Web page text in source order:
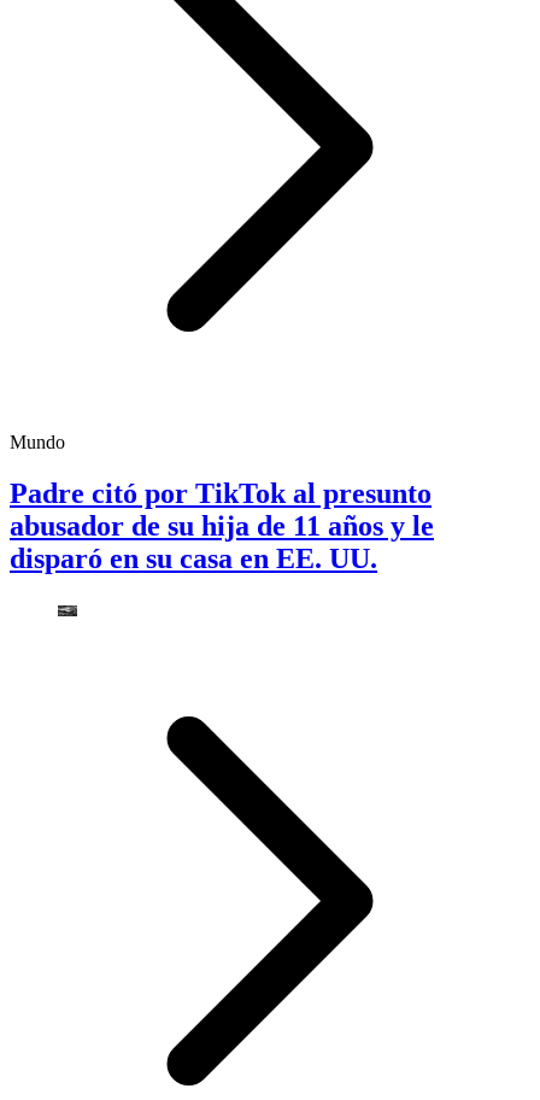
Mundo
Padre citó por TikTok al presunto
abusador de su hija de 11 años y le
disparó en su casa en EE. UU.